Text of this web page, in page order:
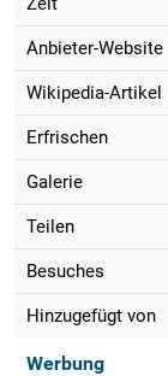
Anbieter-Website
Wikipedia-Artikel
Erfrischen
Galerie
Teilen
Besuches
Hinzugefügt von
Werbung